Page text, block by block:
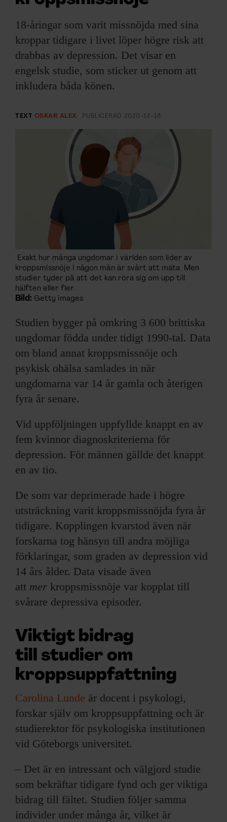
ARKIV & E-TIDNING
LYSSNA/PODD
EVENEMANG & RESOR
SHOP
KONTAKTA F&F
SKRIV I F&F
PRENUMERERA PÅ F&F
ANNONSERA I F&F
OM F&F
18-åringar som varit missnöjda med sina
kroppar tidigare i livet löper högre risk att
drabbas av depression. Det visar en
engelsk studie, som sticker ut genom att
inkludera båda könen.
TEXT OSKAR ALEX PUBLICERAD 2020-12-18
Exakt hur många ungdomar i världen som lider av
kroppsmissnöje i någon mån är svårt att mäta. Men
studier tyder på att det kan röra sig om upp till
hälften eller fler.
Bild: Getty images
Studien bygger på omkring 3 600 brittiska
ungdomar födda under tidigt 1990-tal. Data
om bland annat kroppsmissnöje och
psykisk ohälsa samlades in när
ungdomarna var 14 år gamla och återigen
fyra år senare.
Vid uppföljningen uppfyllde knappt en av
fem kvinnor diagnoskriterierna för
depression. För männen gällde det knappt
en av tio.
De som var deprimerade hade i högre
utsträckning varit kroppsmissnöjda fyra år
tidigare. Kopplingen kvarstod även när
forskarna tog hänsyn till andra möjliga
förklaringar, som graden av depression vid
14 års ålder. Data visade även
att mer kroppsmissnöje var kopplat till
svårare depressiva episoder.
Viktigt bidrag
till studier om
kroppsuppfattning
Carolina Lunde är docent i psykologi,
forskar själv om kroppsuppfattning och är
studierektor för psykologiska institutionen
vid Göteborgs universitet.
– Det är en intressant och välgjord studie
som bekräftar tidigare fynd och ger viktiga
bidrag till fältet. Studien följer samma
individer under många år, vilket är